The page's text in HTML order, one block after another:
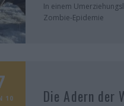
In einem
Zombie-Epidemie
10 Die Adern der